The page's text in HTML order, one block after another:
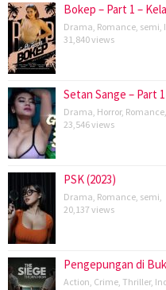
Bokep – Part 1 –
Drama Romance semi
31,840 views
Setan Sange – Part
Drama Horror, Romance
23,546 views
PSK (2023)
Drama Romance semi
20,137 views
Pengepungan di
Action Crime Thriller,